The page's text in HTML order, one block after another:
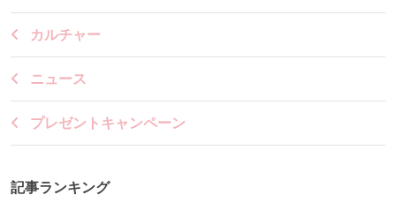
カルチャー
ニュース
プレゼントキャンペーン
記事ランキング